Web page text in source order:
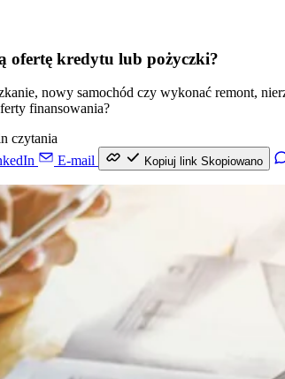
ofertę kredytu lub pożyczki?
nowy samochód czy wykonać remont,
finansowania?
czytania
E-mail Kopiuj link Skopiowano